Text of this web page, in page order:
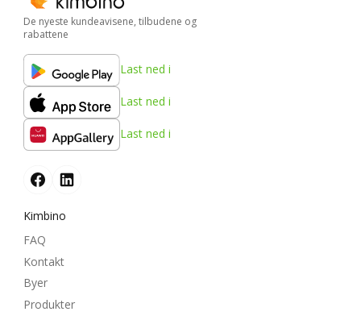
De nyeste kundeavisene, tilbudene og
rabattene
Last ned i
Last ned i
Last ned i
Kimbino
FAQ
Kontakt
Byer
Produkter